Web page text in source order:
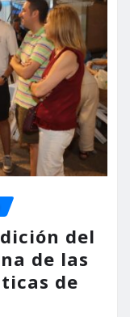
del
de las
de